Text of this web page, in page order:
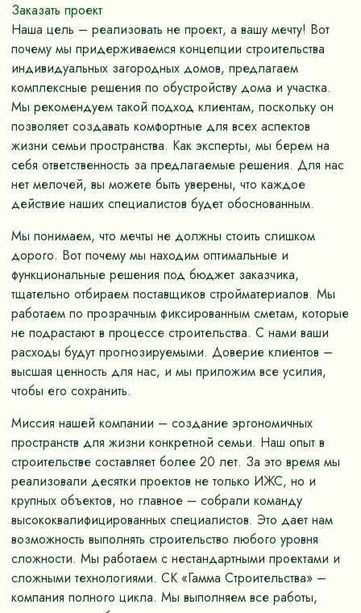
Заказать проект
Наша цель – реализовать не проект, а вашу мечту! Вот
почему мы придерживаемся концепции строительства
индивидуальных загородных домов, предлагаем
комплексные решения по обустройству дома и участка.
Мы рекомендуем такой подход клиентам, поскольку он
позволяет создавать комфортные для всех аспектов
жизни семьи пространства. Как эксперты, мы берем на
себя ответственность за предлагаемые решения. Для нас
нет мелочей, вы можете быть уверены, что каждое
действие наших специалистов будет обоснованным.
Мы понимаем, что мечты не должны стоить слишком
дорого. Вот почему мы находим оптимальные и
функциональные решения под бюджет заказчика,
тщательно отбираем поставщиков стройматериалов. Мы
работаем по прозрачным фиксированным сметам, которые
не подрастают в процессе строительства. С нами ваши
расходы будут прогнозируемыми. Доверие клиентов –
высшая ценность для нас, и мы приложим все усилия,
чтобы его сохранить.
Миссия нашей компании – создание эргономичных
пространств для жизни конкретной семьи. Наш опыт в
строительстве составляет более 20 лет. За это время мы
реализовали десятки проектов не только ИЖС, но и
крупных объектов, но главное – собрали команду
высококвалифицированных специалистов. Это дает нам
возможность выполнять строительство любого уровня
сложности. Мы работаем с нестандартными проектами и
сложными технологиями. СК «Гамма Строительства» –
компания полного цикла. Мы выполняем все работы,